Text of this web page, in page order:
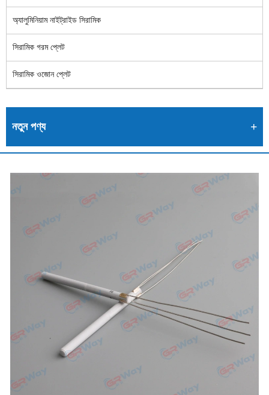
অ্যালুমিনিয়াম নাইট্রাইড সিরামিক
সিরামিক গরম প্লেট
সিরামিক ওজোন প্লেট
নতুন পণ্য